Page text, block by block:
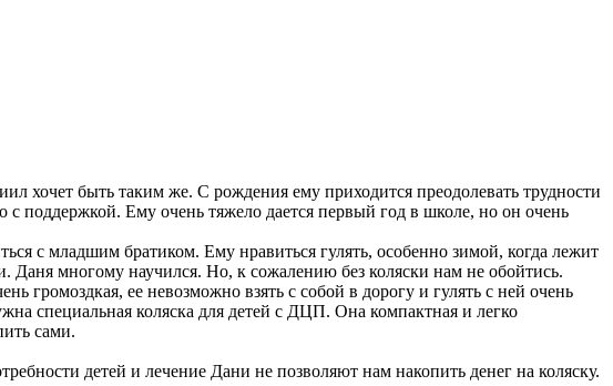
хочет быть таким же. С рождения ему приходится преодолевать трудности
с поддержкой. Ему очень тяжело дается первый год в школе, но он очень
с младшим братиком. Ему нравиться гулять, особенно зимой, когда лежит
Даня многому научился. Но, к сожалению без коляски нам не обойтись.
громоздкая, ее невозможно взять с собой в дорогу и гулять с ней очень
специальная коляска для детей с ДЦП. Она компактная и легко
сами.
детей и лечение Дани не позволяют нам накопить денег на коляску.